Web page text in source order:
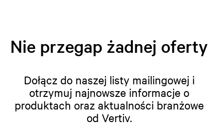
Nie przegap żadnej oferty
Dołącz do naszej listy mailingowej i
otrzymuj najnowsze informacje o
produktach oraz aktualności branżowe
od Vertiv.